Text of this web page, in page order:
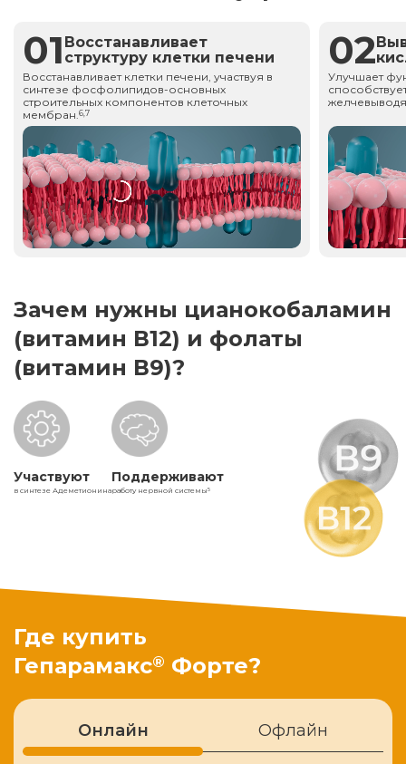
01 Восстанавливает
структуру клетки печени
Восстанавливает клетки печени, участвуя в
синтезе фосфолипидов-основных
строительных компонентов клеточных
мембран.6,7
02
Улучшает
Зачем нужны цианокобаламин
(витамин В12) и фолаты
(витамин В9)?
Участвуют
в синтезе Адеметионина
Поддерживают
работу нервной системы5
Где купить
Гепарамакс® Форте?
Онлайн Офлайн